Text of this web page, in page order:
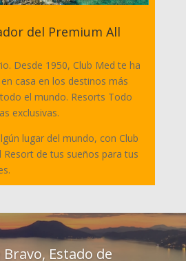
del Premium All
Desde 1950, Club Med te ha
casa en los destinos más
el mundo. Resorts Todo
exclusivas.
lugar del mundo, con Club
de tus sueños para tus
Bravo, Estado de